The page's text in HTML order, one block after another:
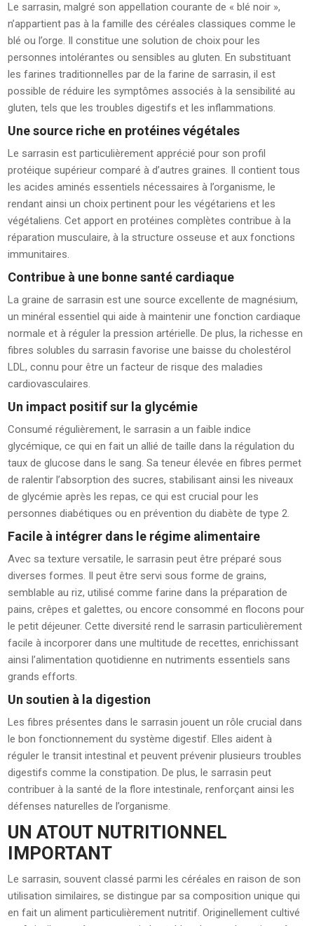
Le sarrasin, malgré son appellation courante de « blé noir »,
n’appartient pas à la famille des céréales classiques comme le
blé ou l’orge. Il constitue une solution de choix pour les
personnes intolérantes ou sensibles au gluten. En substituant
les farines traditionnelles par de la farine de sarrasin, il est
possible de réduire les symptômes associés à la sensibilité au
gluten, tels que les troubles digestifs et les inflammations.
Une source riche en protéines végétales
Le sarrasin est particulièrement apprécié pour son profil
protéique supérieur comparé à d’autres graines. Il contient tous
les acides aminés essentiels nécessaires à l’organisme, le
rendant ainsi un choix pertinent pour les végétariens et les
végétaliens. Cet apport en protéines complètes contribue à la
réparation musculaire, à la structure osseuse et aux fonctions
immunitaires.
Contribue à une bonne santé cardiaque
La graine de sarrasin est une source excellente de magnésium,
un minéral essentiel qui aide à maintenir une fonction cardiaque
normale et à réguler la pression artérielle. De plus, la richesse en
fibres solubles du sarrasin favorise une baisse du cholestérol
LDL, connu pour être un facteur de risque des maladies
cardiovasculaires.
Un impact positif sur la glycémie
Consumé régulièrement, le sarrasin a un faible indice
glycémique, ce qui en fait un allié de taille dans la régulation du
taux de glucose dans le sang. Sa teneur élevée en fibres permet
de ralentir l’absorption des sucres, stabilisant ainsi les niveaux
de glycémie après les repas, ce qui est crucial pour les
personnes diabétiques ou en prévention du diabète de type 2.
Facile à intégrer dans le régime alimentaire
Avec sa texture versatile, le sarrasin peut être préparé sous
diverses formes. Il peut être servi sous forme de grains,
semblable au riz, utilisé comme farine dans la préparation de
pains, crêpes et galettes, ou encore consommé en flocons pour
le petit déjeuner. Cette diversité rend le sarrasin particulièrement
facile à incorporer dans une multitude de recettes, enrichissant
ainsi l’alimentation quotidienne en nutriments essentiels sans
grands efforts.
Un soutien à la digestion
Les fibres présentes dans le sarrasin jouent un rôle crucial dans
le bon fonctionnement du système digestif. Elles aident à
réguler le transit intestinal et peuvent prévenir plusieurs troubles
digestifs comme la constipation. De plus, le sarrasin peut
contribuer à la santé de la flore intestinale, renforçant ainsi les
défenses naturelles de l’organisme.
UN ATOUT NUTRITIONNEL
IMPORTANT
Le sarrasin, souvent classé parmi les céréales en raison de son
utilisation similaires, se distingue par sa composition unique qui
en fait un aliment particulièrement nutritif. Originellement cultivé